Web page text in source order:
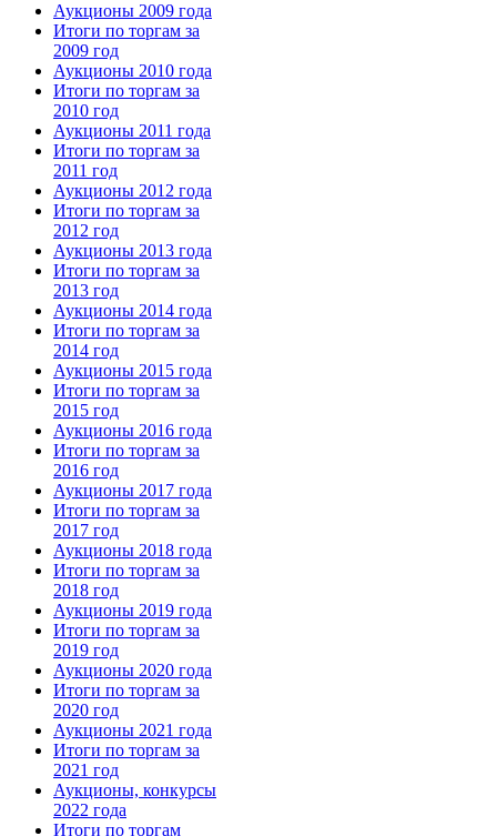
Аукционы 2009 года
Итоги по торгам за
2009 год
Аукционы 2010 года
Итоги по торгам за
2010 год
Аукционы 2011 года
Итоги по торгам за
2011 год
Аукционы 2012 года
Итоги по торгам за
2012 год
Аукционы 2013 года
Итоги по торгам за
2013 год
Аукционы 2014 года
Итоги по торгам за
2014 год
Аукционы 2015 года
Итоги по торгам за
2015 год
Аукционы 2016 года
Итоги по торгам за
2016 год
Аукционы 2017 года
Итоги по торгам за
2017 год
Аукционы 2018 года
Итоги по торгам за
2018 год
Аукционы 2019 года
Итоги по торгам за
2019 год
Аукционы 2020 года
Итоги по торгам за
2020 год
Аукционы 2021 года
Итоги по торгам за
2021 год
Аукционы, конкурсы
2022 года
Итоги по торгам